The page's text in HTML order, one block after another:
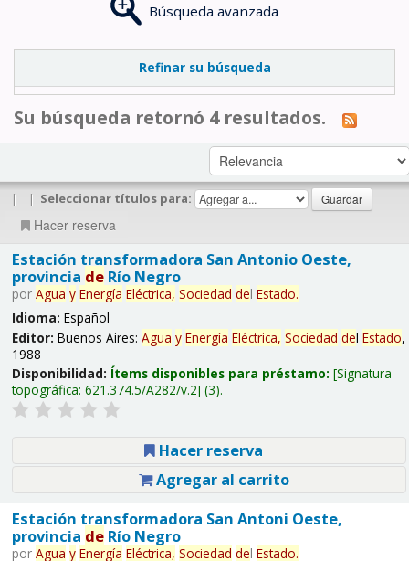
Búsqueda avanzada
Refinar su búsqueda
Su búsqueda retornó 4 resultados.
| | Seleccionar títulos para:
Hacer reserva
Estación transformadora San Antonio Oeste,
provincia deRío Negro
por Agua y Energía Eléctrica, Sociedad del Estado.
Idioma: Español
Editor: Buenos Aires: Agua y Energía Eléctrica, Sociedad del Estado,
1988
Disponibilidad: Ítems disponibles para préstamo: Signatura
topográfica: 621.374.5/A282/v.2 (3).
Hacer reserva
Agregar al carrito
Estación transformadora San Antoni Oeste,
provincia deRío Negro
por Agua y Energía Eléctrica, Sociedad del Estado.